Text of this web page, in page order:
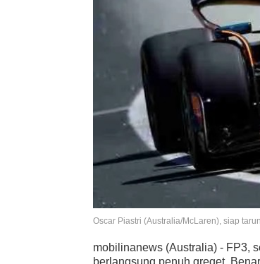
Oscar Piastri (Australia/McLaren), siap
mobilinanews (Australia) - FP3,
berlangsung penuh greget.